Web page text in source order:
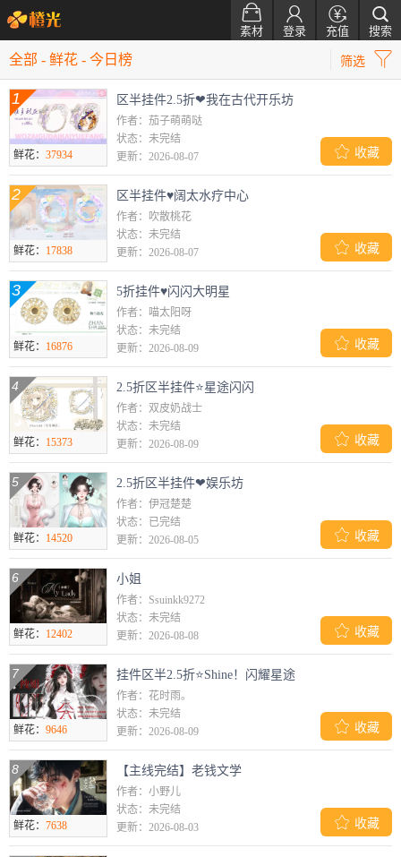

素材

登录

充值

搜索
全部 - 鲜花 - 今日榜 筛选 
1
鲜花： 37934
区半挂件2.5折❤我在古代开乐坊
作者：茄子萌萌哒
状态：未完结
更新：2026-08-07
 收藏
2
鲜花： 17838
区半挂件♥阔太水疗中心
作者：吹散桃花
状态：未完结
更新：2026-08-07
 收藏
3
鲜花： 16876
5折挂件♥闪闪大明星
作者：喵太阳呀
状态：未完结
更新：2026-08-09
 收藏
4
鲜花： 15373
2.5折区半挂件⭐星途闪闪
作者：双皮奶战士
状态：未完结
更新：2026-08-09
 收藏
5
鲜花： 14520
2.5折区半挂件❤娱乐坊
作者：伊冠楚楚
状态：已完结
更新：2026-08-05
 收藏
6
鲜花： 12402
小姐
作者：Ssuinkk9272
状态：未完结
更新：2026-08-08
 收藏
7
鲜花： 9646
挂件区半2.5折⭐Shine！闪耀星途
作者：花时雨。
状态：未完结
更新：2026-08-09
 收藏
8
鲜花： 7638
【主线完结】老钱文学
作者：小野儿
状态：未完结
更新：2026-08-03
 收藏